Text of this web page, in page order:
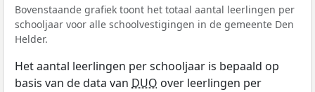
Bovenstaande grafiek toont het totaal aantal leerlingen per
schooljaar voor alle schoolvestigingen in de gemeente Den
Helder.
Het aantal leerlingen per schooljaar is bepaald op
basis van de data van DUO over leerlingen per